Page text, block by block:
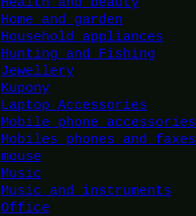
Home and garden
Household appliances
Hunting and Fishing
Jewellery
Kupony
Laptop Accessories
Mobile phone accessories
Mobiles phones and faxes
mouse
Music
Music and instruments
Office